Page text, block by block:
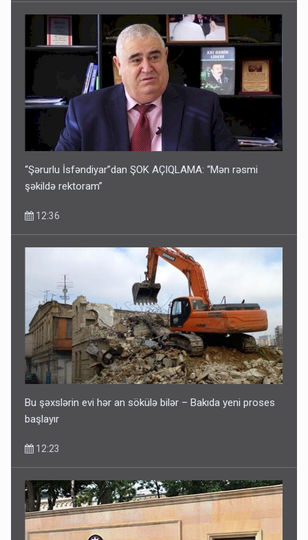
“Şərurlu İsfəndiyar”dan ŞOK AÇIQLAMA: “Mən rəsmi
şəkildə rektoram”
12:36
Bu şəxslərin evi hər an sökülə bilər – Bakıda yeni proses
başlayır
12:23